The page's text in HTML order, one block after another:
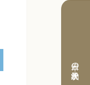
本日の予約状況